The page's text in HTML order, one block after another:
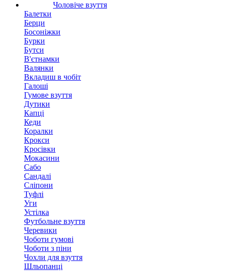
Чоловіче взуття
Балетки
Берци
Босоніжки
Бурки
Бутси
В'єтнамки
Валянки
Вкладиш в чобіт
Галоші
Гумове взуття
Дутики
Капці
Кеди
Коралки
Крокси
Кросівки
Мокасини
Сабо
Сандалі
Сліпони
Туфлі
Уги
Устілка
Футбольне взуття
Черевики
Чоботи гумові
Чоботи з піни
Чохли для взуття
Шльопанці